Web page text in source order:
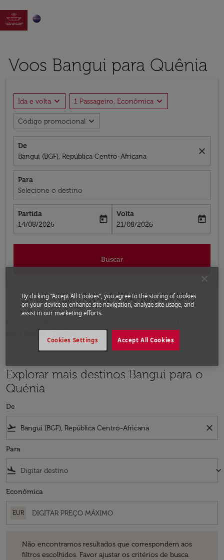

Voos Bangui para Quênia
Ida e volta expand_more 1 Passageiro, Econômica expand_more
Código promocional expand_more
De
Bangui (BGF), República Centro-Africana
close
Para
Selecione o destino
Partida
fc-booking-departure-date-aria-label
14/08/2026
today
Volta
fc-booking-return-date-aria-label
21/08/2026
today
Buscar
Explorar mais destinos Bangui para o
Quénia
De
flight_takeoff close
Para
flight_land keyboard_arrow_down
Econômica
EUR
Não encontramos resultados que correspondem aos
filtros escolhidos. Favor ajustar os critérios de busca.
By clicking “Accept All Cookies”, you agree to the storing of cookies
on your device to enhance site navigation, analyze site usage, and
assist in our marketing efforts.
Accept All Cookies
Cookies Settings